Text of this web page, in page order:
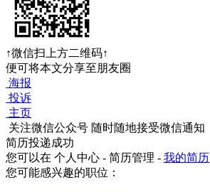
↑微信扫上方二维码↑
便可将本文分享至朋友圈
海报
投诉
主页
关注微信公众号 随时随地接受微信通知
简历投递成功
您可以在 个人中心 - 简历管理 - 我的简历
您可能感兴趣的职位：